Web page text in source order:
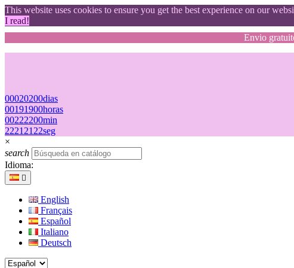
This website uses cookies to ensure you get the best experience on our
I read!
Envio
00020200dias
00191900horas
00222200min
2221 21 22seg
×
search
Idioma:

English
Français
Español
Italiano
Deutsch